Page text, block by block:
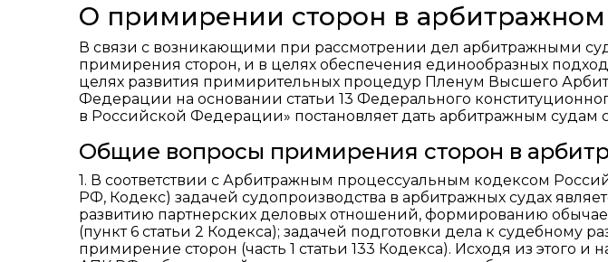
О примирении сторон в арбитражном
В связи с возникающими при рассмотрении дел арбитражными
примирения сторон, и в целях обеспечения единообразных
целях развития примирительных процедур Пленум Высшего
Федерации на основании статьи 13 Федерального
в Российской Федерации» постановляет дать арбитражным судам
Общие вопросы примирения сторон в
1. В соответствии с Арбитражным процессуальным кодексом
РФ, Кодекс) задачей судопроизводства в арбитражных судах
развитию партнерских деловых отношений, формированию
(пункт 6 статьи 2 Кодекса); задачей подготовки дела к судебному
примирение сторон (часть 1 статьи 133 Кодекса). Исходя из этого и